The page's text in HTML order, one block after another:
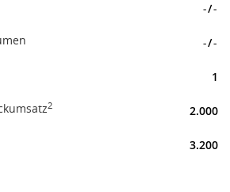
-/-
-/-
1
2 2.000
3.200